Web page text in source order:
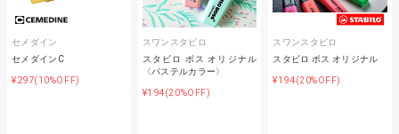
セメダイン
セメダインC
¥297(10%OFF)
スワンスタビロ
スタビロ ボス オリジナル
〈パステルカラー〉
¥194(20%OFF)
スワンスタビロ
スタビロ ボス オリジナル
¥194(20%OFF)